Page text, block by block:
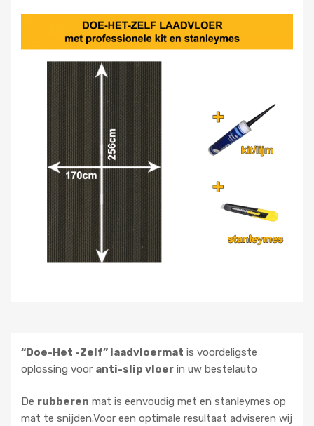
“Doe-Het -Zelf” laadvloermat is voordeligste
oplossing voor anti-slip vloer in uw bestelauto
De rubberen mat is eenvoudig met en stanleymes op
mat te snijden.Voor een optimale resultaat adviseren wij